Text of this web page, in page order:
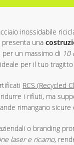
inossidabile
presenta una
per un massimo di 10
per il tuo
RCS (Recycled
i rifiuti, ma
rimangano sicure
o branding
laser e ricamo,